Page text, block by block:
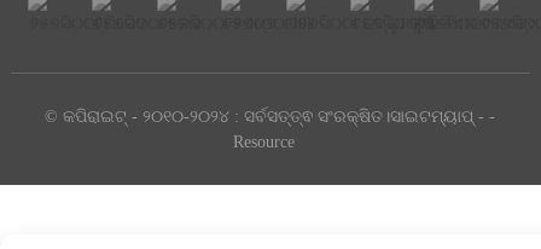
© କପିରାଇଟ୍ - ୨୦୧୦-୨୦୨୪ : ସର୍ବସତ୍ତ୍ଵ ସଂରକ୍ଷିତ।ସାଇଟମ୍ୟାପ୍ --
Resource